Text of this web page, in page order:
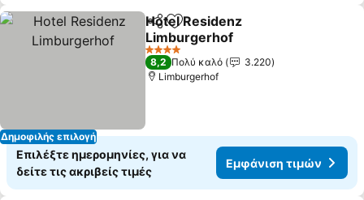
Δημοφιλής επιλογή
Κοινοποίηση
Προσθήκη στα αγαπημένα
Hotel Residenz
Limburgerhof
4 Αστέρια
8,2 Πολύ καλό
3.220
Limburgerhof
Επιλέξτε ημερομηνίες, για να
δείτε τις ακριβείς τιμές
Εμφάνιση τιμών